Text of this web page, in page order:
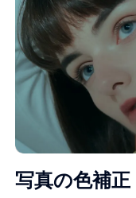
写真の色補正